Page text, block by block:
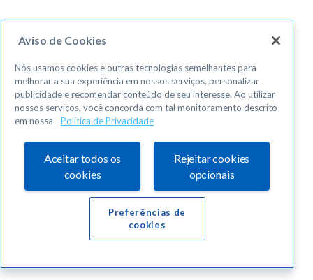
Aviso de Cookies
Nós usamos cookies e outras tecnologias semelhantes para
melhorar a sua experiência em nossos serviços, personalizar
publicidade e recomendar conteúdo de seu interesse. Ao utilizar
nossos serviços, você concorda com tal monitoramento descrito
em nossa
Política de Privacidade
Aceitar todos os
cookies
Rejeitar cookies
opcionais
Preferências de
cookies